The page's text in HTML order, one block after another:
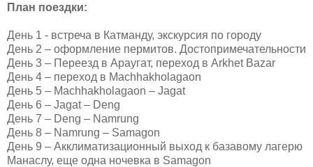
План поездки:
День 1 - встреча в Катманду, экскурсия по городу
День 2 – оформление пермитов. Достопримечательности
День 3 – Переезд в Араугат, переход в Arkhet Bazar
День 4 – переход в Machhakholagaon
День 5 – Machhakholagaon – Jagat
День 6 – Jagat – Deng
День 7 – Deng – Namrung
День 8 – Namrung – Samagon
День 9 – Акклиматизационный выход к базавому лагерю
Манаслу, еще одна ночевка в Samagon